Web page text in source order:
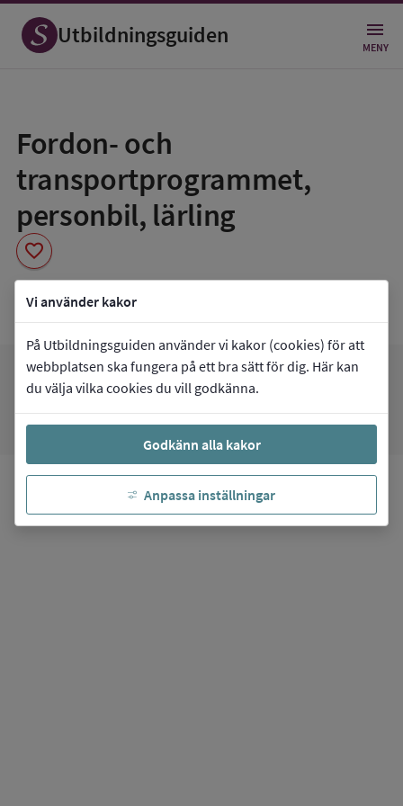
Vi använder kakor
På Utbildningsguiden använder vi kakor (cookies) för att
webbplatsen ska fungera på ett bra sätt för dig. Här kan
du välja vilka cookies du vill godkänna.
Godkänn alla kakor
Anpassa inställningar
Utbildningsguiden MENY
Fordon- och
transportprogrammet,
personbil, lärling
favorite
som
favorit
Dragonskolan GY4
Gå tillDragonskolan GY4arrow_forward Mina favoriter